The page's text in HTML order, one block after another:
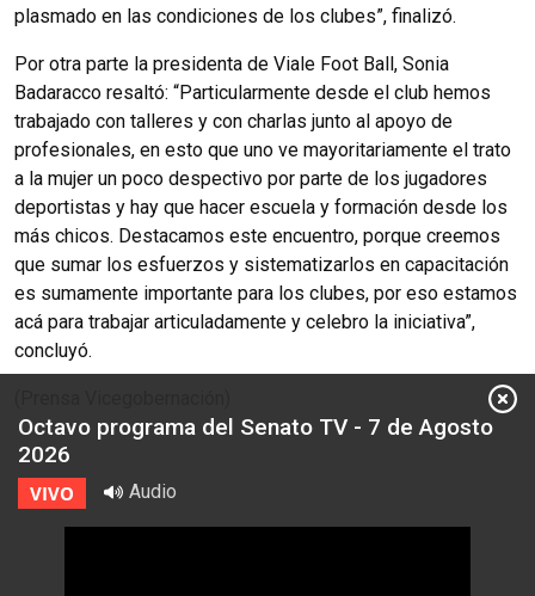
plasmado en las condiciones de los clubes”, finalizó.
Por otra parte la presidenta de Viale Foot Ball, Sonia
Badaracco resaltó: “Particularmente desde el club hemos
trabajado con talleres y con charlas junto al apoyo de
profesionales, en esto que uno ve mayoritariamente el trato
a la mujer un poco despectivo por parte de los jugadores
deportistas y hay que hacer escuela y formación desde los
más chicos. Destacamos este encuentro, porque creemos
que sumar los esfuerzos y sistematizarlos en capacitación
es sumamente importante para los clubes, por eso estamos
acá para trabajar articuladamente y celebro la iniciativa”,
concluyó.
Octavo programa del Senato TV - 7 de Agosto
2026
VIVO Audio